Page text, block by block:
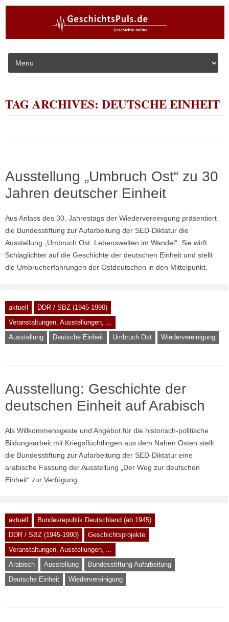
Skip to content
TAG ARCHIVES: DEUTSCHE EINHEIT
Ausstellung „Umbruch Ost“ zu 30
Jahren deutscher Einheit
Aus Anlass des 30. Jahrestags der Wiedervereinigung präsentiert
die Bundesstiftung zur Aufarbeitung der SED-Diktatur die
Ausstellung „Umbruch Ost. Lebenswelten im Wandel“. Sie wirft
Schlaglichter auf die Geschichte der deutschen Einheit und stellt
die Umbrucherfahrungen der Ostdeutschen in den Mittelpunkt.
aktuell
DDR / SBZ (1945-1990)
Veranstaltungen, Ausstellungen, ...
Ausstellung
Deutsche Einheit Umbruch Ost Wiedervereinigung
Ausstellung: Geschichte der
deutschen Einheit auf Arabisch
Als Willkommensgeste und Angebot für die historisch-politische
Bildungsarbeit mit Kriegsflüchtlingen aus dem Nahen Osten stellt
die Bundesstiftung zur Aufarbeitung der SED-Diktatur eine
arabische Fassung der Ausstellung „Der Weg zur deutschen
Einheit“ zur Verfügung.
aktuell
Bundesrepublik Deutschland (ab 1945)
DDR / SBZ (1945-1990)
Geschichtsprojekte
Veranstaltungen, Ausstellungen, ...
Arabisch
Ausstellung
Bundesstiftung Aufarbeitung
Deutsche Einheit
Wiedervereinigung